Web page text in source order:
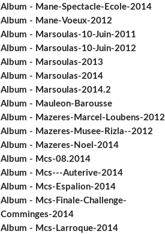
Album - Mane-Spectacle-Ecole-2014
Album - Mane-Voeux-2012
Album - Marsoulas-10-Juin-2011
Album - Marsoulas-10-Juin-2012
Album - Marsoulas-2013
Album - Marsoulas-2014
Album - Marsoulas-2014.2
Album - Mauleon-Barousse
Album - Mazeres-Marcel-Loubens-2012
Album - Mazeres-Musee-Rizla--2012
Album - Mazeres-Noel-2014
Album - Mcs-08.2014
Album - Mcs---Auterive-2014
Album - Mcs-Espalion-2014
Album - Mcs-Finale-Challenge-
Comminges-2014
Album - Mcs-Larroque-2014